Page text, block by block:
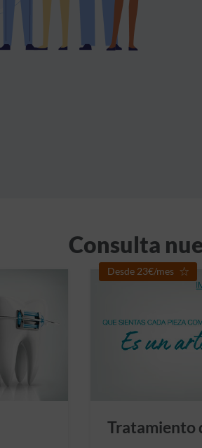
Consulta
Desde 23€/mes
Tratamiento